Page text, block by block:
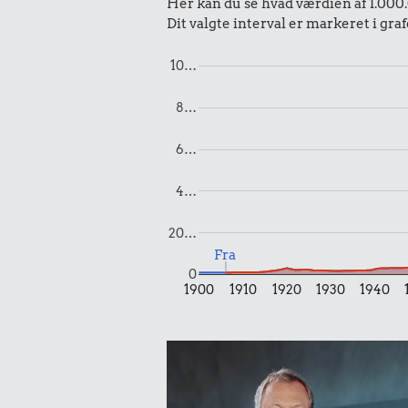
Æble 200 g
0,25 kr.
Her kan du se hvad værdien af
Dit valgte interval er markeret i
1900 1910 1920 1930 1940
0
20…
4…
6…
8…
10…
Fra